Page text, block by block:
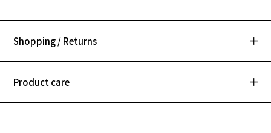
Shopping / Returns
Product care